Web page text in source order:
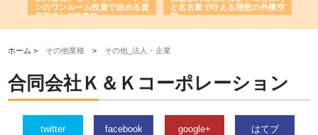
ンのワンルーム投資で始める資
産形成と老後準備
と名古屋で叶える理想の外構空
間
ホーム > その他業種 > その他_法人・企業
合同会社Ｋ＆Ｋコーポレーション
twitter facebook google+ はてブ